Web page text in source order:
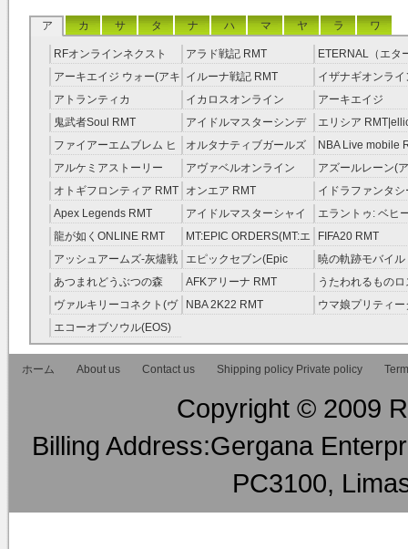
ア カ サ タ ナ ハ マ ヤ ラ ワ
RFオンラインネクスト
RMT
アラド戦記 RMT
ETERNAL（エタ
RMT
アーキエイジ ウォー(アキ
ウオ) RMT
イルーナ戦記 RMT
イザナギオンライ
アトランティカ
RMT|Atlantica RMT
イカロスオンライン
RMT（予約制）
アーキエイジ
RMT|ArcheAge
約制）
鬼武者Soul RMT
アイドルマスターシンデ
レラガールズ(モバマス)
RMT
エリシア
RMT
ファイアーエムブレム ヒ
ーローズ(FEヒーローズ)
RMT
オルタナティブガールズ
RMT
NBA Live mobile
アルケミアストーリー
（アルスト） RMT
アヴァベルオンライン
RMT
アズールレーン(
RMT
オトギフロンティア RMT オンエア RMT
イドラファンタシ
ーサーガ RMT
Apex Legends RMT
アイドルマスターシャイ
ニーカラーズ(シャニマス)
RMT
エラントゥ: ベヒ
ピリット RMT
龍が如くONLINE RMT
MT:EPIC ORDERS(MT:エ
ピック・オーダーズ)
RMT
FIFA20 RMT
アッシュアームズ‐灰燼戦
線 RMT
エピックセブン(Epic
Seven) RMT
暁の軌跡モバイル
伝説 ） RMT
あつまれどうぶつの森
RMT
AFKアリーナ RMT
うたわれるもの
ラグ(ロスフラ)
ヴァルキリーコネクト(ヴ
ァルコネ) RMT
NBA 2K22 RMT
ウマ娘プリティー
エコーオブソウル(EOS)
RMT
ホーム
About us Contact us Shipping policy Private policy
Copyright © 2009
Billing Address:Gergana
PC3100,